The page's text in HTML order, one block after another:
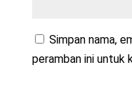
Simpan nama,
peramban ini untuk